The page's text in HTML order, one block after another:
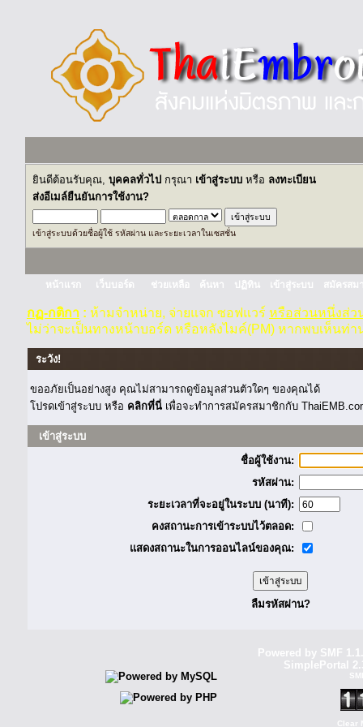
ยินดีต้อนรับคุณ, บุคคลทั่วไป กรุณา เข้าสู่ระบบ หรือ ลงทะเบียน
ส่งอีเมล์ยืนยันการใช้งาน?
เข้าสู่ระบบด้วยชื่อผู้ใช้ รหัสผ่าน และระยะเวลาในเซสชั่น
หน้าแรก เว็บบอร์ด ช่วยเหลือ ค้นหา ปฏิทิน เข้าสู่ระบบ สมัครสม
กฏ-กติกา : ห้ามจำหน่าย, จ่ายแจก ซอฟแวร์ หรือส่วนหนึ่งส่ว
ไม่ว่าจะเป็นทางหน้าบอร์ด หรือหลังไมค์(PM) หากพบเห็นท่า
ระวัง!
ขออภัยเป็นอย่างสูง คุณไม่สามารถดูข้อมูลส่วนตัวใดๆ ของคุณได้
โปรดเข้าสู่ระบบ หรือ คลิกที่นี่ เพื่อจะทำการสมัครสมาชิกกับ
เข้าสู่ระบบ
ชื่อผู้ใช้งาน:
รหัสผ่าน:
ระยะเวลาที่จะอยู่ในระบบ (นาที):
คงสถานะการเข้าระบบไว้ตลอด:
แสดงสถานะในการออนไลน์ของคุณ:
ลืมรหัสผ่าน?
Powered by SMF
SimplePortal
Clear